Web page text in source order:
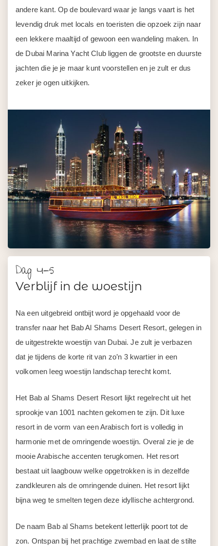
andere kant. Op de boulevard waar je langs vaart is het
levendig druk met locals en toeristen die opzoek zijn naar
een lekkere maaltijd of gewoon een wandeling maken. In
de Dubai Marina Yacht Club liggen de grootste en duurste
jachten die je je maar kunt voorstellen en je zult er dus
zeker je ogen uitkijken.
Dag 4-5
Verblijf in de woestijn
Na een uitgebreid ontbijt word je opgehaald voor de
transfer naar het Bab Al Shams Desert Resort, gelegen in
de uitgestrekte woestijn van Dubai. Je zult je verbazen
dat je tijdens de korte rit van zo’n 3 kwartier in een
volkomen leeg woestijn landschap terecht komt.
Het Bab al Shams Desert Resort lijkt regelrecht uit het
sprookje van 1001 nachten gekomen te zijn. Dit luxe
resort in de vorm van een Arabisch fort is volledig in
harmonie met de omringende woestijn. Overal zie je de
mooie Arabische accenten terugkomen. Het resort
bestaat uit laagbouw welke opgetrokken is in dezelfde
zandkleuren als de omringende duinen. Het resort lijkt
bijna weg te smelten tegen deze idyllische achtergrond.
De naam Bab al Shams betekent letterlijk poort tot de
zon. Ontspan bij het prachtige zwembad en laat de stilte